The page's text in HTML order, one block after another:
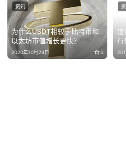
为什么USDT相较于比特币和
以太坊市值增长更快？
2020年10月29日 0
资讯
道
行